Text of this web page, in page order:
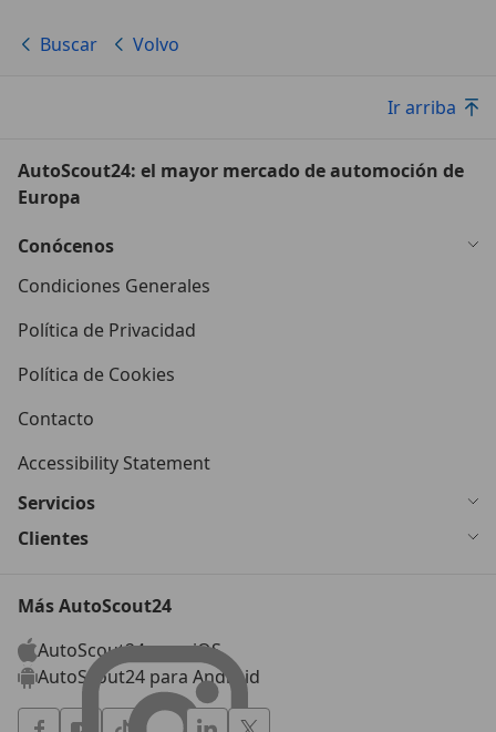
Buscar Volvo
Ir arriba
AutoScout24: el mayor mercado de automoción de
Europa
Conócenos
Condiciones Generales
Política de Privacidad
Política de Cookies
Contacto
Accessibility Statement
Servicios
Clientes
Más AutoScout24
AutoScout24 para iOS
AutoScout24 para Android